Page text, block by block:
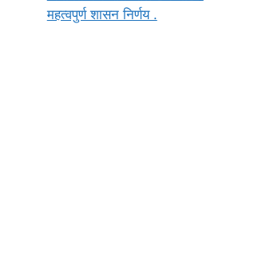
महत्वपुर्ण शासन निर्णय .